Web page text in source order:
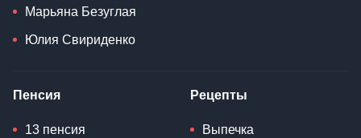
Марьяна Безуглая
Юлия Свириденко
Пенсия
13 пенсия
Рецепты
Выпечка